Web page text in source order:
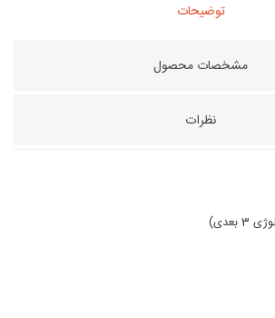
توضیحات
مشخصات محصول
نظرات